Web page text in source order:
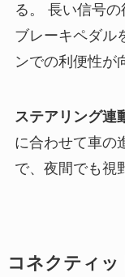
る。 長い信号の
ブレーキペダル
ンでの利便性が
ステアリング連
に合わせて車の
で、夜間でも視
コネクティッ